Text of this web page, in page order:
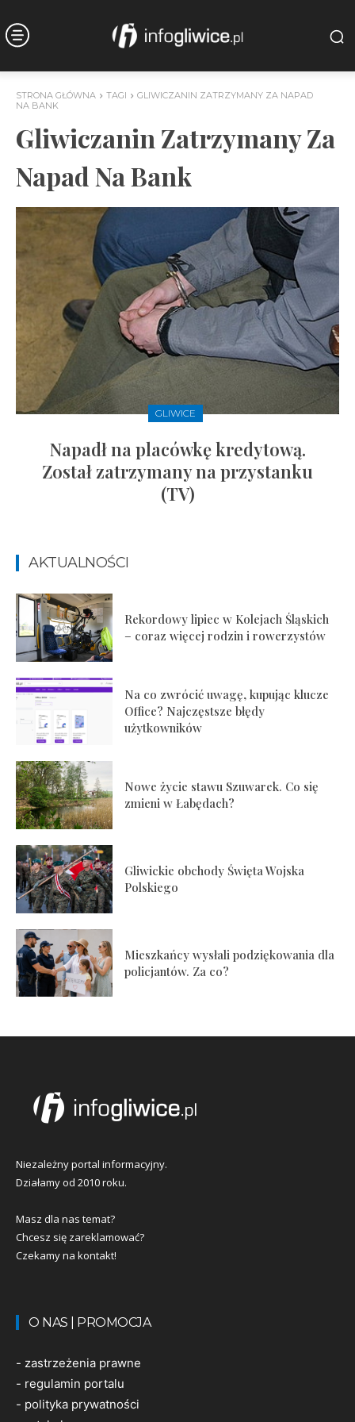
STRONA GŁÓWNA TAGI
GLIWICZANIN ZATRZYMANY ZA NAPAD
NA BANK
Gliwiczanin Zatrzymany Za
Napad Na Bank
GLIWICE
Napadł na placówkę kredytową.
Został zatrzymany na przystanku
(TV)
AKTUALNOŚCI
Rekordowy lipiec w Kolejach Śląskich
– coraz więcej rodzin i rowerzystów
Na co zwrócić uwagę, kupując klucze
Office? Najczęstsze błędy
użytkowników
Nowe życie stawu Szuwarek. Co się
zmieni w Łabędach?
Gliwickie obchody Święta Wojska
Polskiego
Mieszkańcy wysłali podziękowania dla
policjantów. Za co?
Niezależny portal informacyjny.
Działamy od 2010 roku.
Masz dla nas temat?
Chcesz się zareklamować?
Czekamy na kontakt!
O NAS | PROMOCJA
- zastrzeżenia prawne
- regulamin portalu
- polityka prywatności